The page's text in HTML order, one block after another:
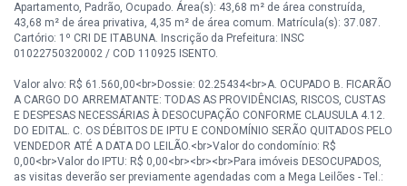
Apartamento, Padrão, Ocupado. Área(s): 43,68 m² de área construída,
43,68 m² de área privativa, 4,35 m² de área comum. Matrícula(s): 37.087.
Cartório: 1º CRI DE ITABUNA. Inscrição da Prefeitura: INSC
01022750320002 / COD 110925 ISENTO.
Valor alvo: R$ 61.560,00<br>Dossie: 02.25434<br>A. OCUPADO B. FICARÃO
A CARGO DO ARREMATANTE: TODAS AS PROVIDÊNCIAS, RISCOS, CUSTAS
E DESPESAS NECESSÁRIAS À DESOCUPAÇÃO CONFORME CLAUSULA 4.12.
DO EDITAL. C. OS DÉBITOS DE IPTU E CONDOMÍNIO SERÃO QUITADOS PELO
VENDEDOR ATÉ A DATA DO LEILÃO.<br>Valor do condomínio: R$
0,00<br>Valor do IPTU: R$ 0,00<br><br><br>Para imóveis DESOCUPADOS,
as visitas deverão ser previamente agendadas com a Mega Leilões - Tel.: